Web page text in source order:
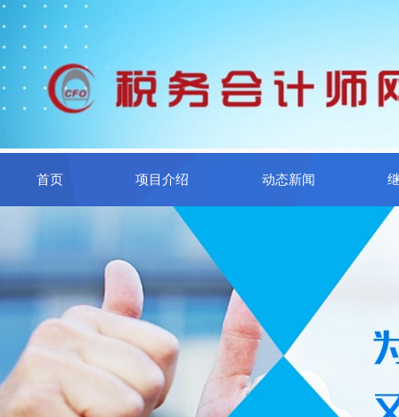
首页 项目介绍 动态新闻